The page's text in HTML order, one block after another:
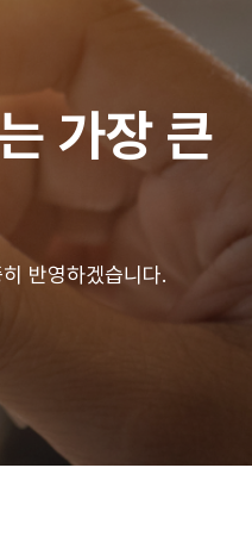
가장 큰
반영하겠습니다.